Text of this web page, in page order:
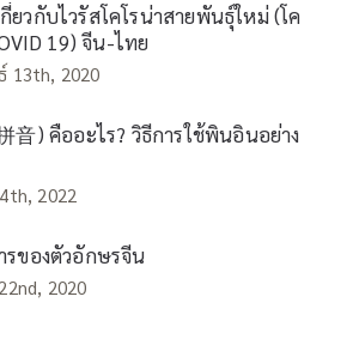
ยวกับไวรัสโคโรน่าสายพันธุ์ใหม่ (โค
19) จีน-ไทย
13th, 2020
音) คืออะไร? วิธีการใช้พินอินอย่าง
2022
ของตัวอักษรจีน
2020